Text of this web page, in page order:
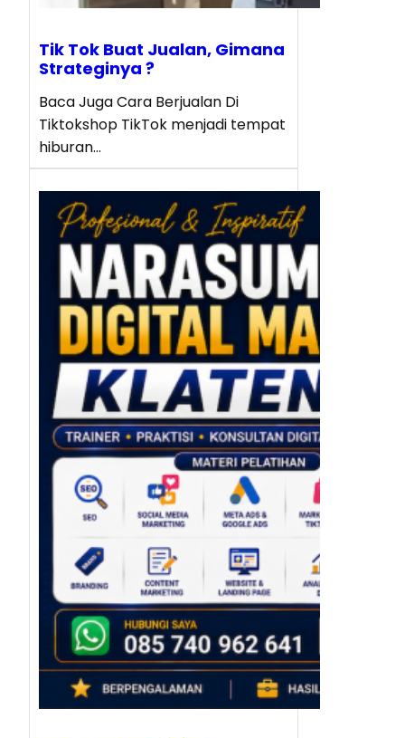
Tik Tok Buat Jualan, Gimana
Strateginya ?
Baca Juga Cara Berjualan Di
Tiktokshop TikTok menjadi tempat
hiburan…